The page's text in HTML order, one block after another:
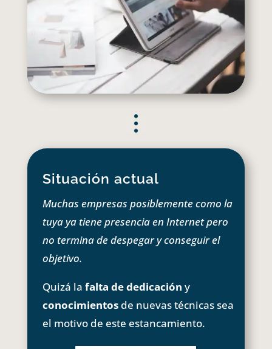
Situación actual
Muchas empresas posiblemente como la
tuya ya tiene presencia en Internet pero
no termina de despegar y conseguir el
objetivo.
Quizá la falta de dedicación y
conocimientosde nuevas técnicas sea
el motivo de este estancamiento.